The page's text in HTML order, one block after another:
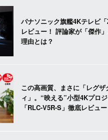
パナソニック旗艦4Kテレビ
レビュー！ 評論家が「傑作
理由とは？
この高画質、まさに「レグザ
ィ」。“映える”小型4Kプロ
「RLC-V5R-S」徹底レビュー